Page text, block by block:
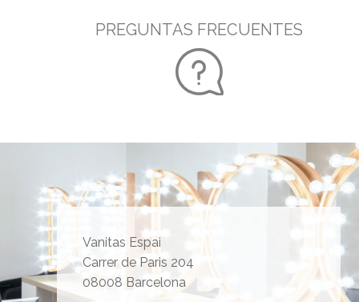
PREGUNTAS FRECUENTES
Vanitas Espai
Carrer de Paris 204
08008 Barcelona